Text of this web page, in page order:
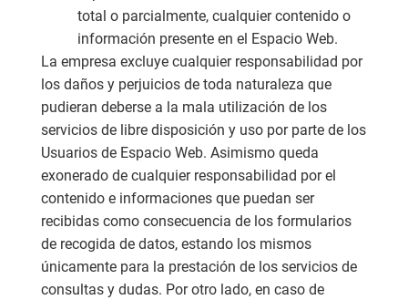
total o parcialmente, cualquier contenido o
información presente en el Espacio Web.
La empresa excluye cualquier responsabilidad por
los daños y perjuicios de toda naturaleza que
pudieran deberse a la mala utilización de los
servicios de libre disposición y uso por parte de los
Usuarios de Espacio Web. Asimismo queda
exonerado de cualquier responsabilidad por el
contenido e informaciones que puedan ser
recibidas como consecuencia de los formularios
de recogida de datos, estando los mismos
únicamente para la prestación de los servicios de
consultas y dudas. Por otro lado, en caso de